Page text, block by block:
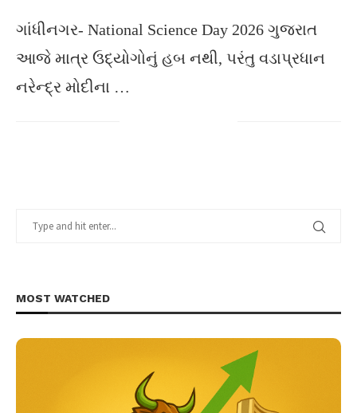
ગાંધીનગર- National Science Day 2026 ગુજરાત
આજે માત્ર ઉદ્યોગોનું હબ નથી, પરંતુ વડાપ્રધાન
નરેન્દ્ર મોદીના …
MOST WATCHED